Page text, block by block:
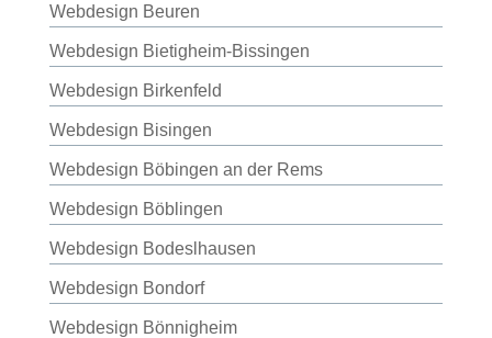
Webdesign Beuren
Webdesign Bietigheim-Bissingen
Webdesign Birkenfeld
Webdesign Bisingen
Webdesign Böbingen an der Rems
Webdesign Böblingen
Webdesign Bodeslhausen
Webdesign Bondorf
Webdesign Bönnigheim